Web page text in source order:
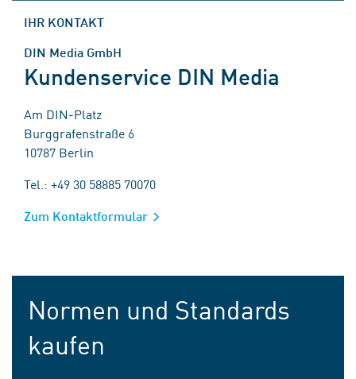
IHR KONTAKT
DIN Media GmbH
Kundenservice DIN Media
Am DIN-Platz
Burggrafenstraße 6
10787 Berlin
Tel.: +49 30 58885 70070
Zum Kontaktformular
Normen und Standards
kaufen